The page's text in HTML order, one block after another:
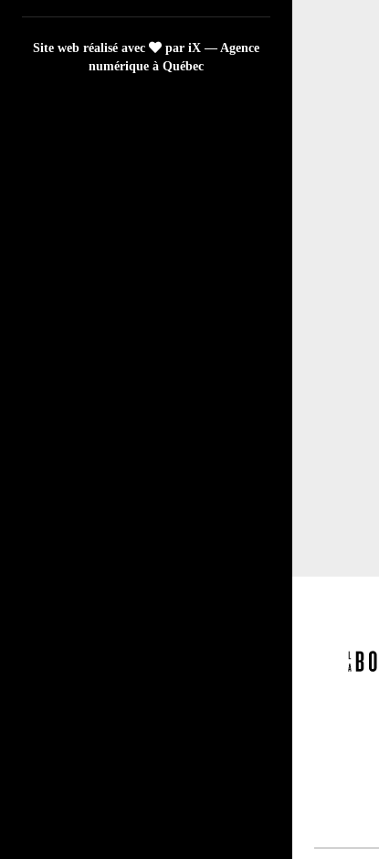
Site web réalisé avec
par iX — Agence
numérique à Québec